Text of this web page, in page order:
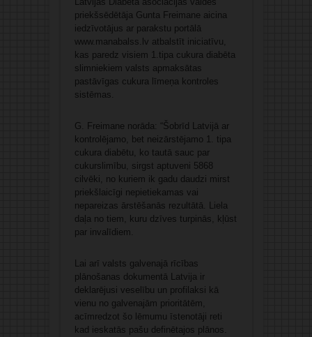
priekšsēdētāja Gunta Freimane aicina
iedzīvotājus ar parakstu portālā
www.manabalss.lv atbalstīt iniciatīvu,
kas paredz visiem 1.tipa cukura diabēta
slimniekiem valsts apmaksātas
pastāvīgas cukura līmeņa kontroles
sistēmas.
G. Freimane norāda: “Šobrīd Latvijā ar
kontrolējamo, bet neizārstējamo 1. tipa
cukura diabētu, ko tautā sauc par
cukurslimību, sirgst aptuveni 5868
cilvēki, no kuriem ik gadu daudzi mirst
priekšlaicīgi nepietiekamas vai
nepareizas ārstēšanās rezultātā. Liela
daļa no tiem, kuru dzīves turpinās, kļūst
par invalīdiem.
Lai arī valsts galvenajā rīcības
plānošanas dokumentā Latvija ir
deklarējusi veselību un profilaksi kā
vienu no galvenajām prioritātēm,
acīmredzot šo lēmumu īstenotāji reti
kad ieskatās pašu definētajos plānos.